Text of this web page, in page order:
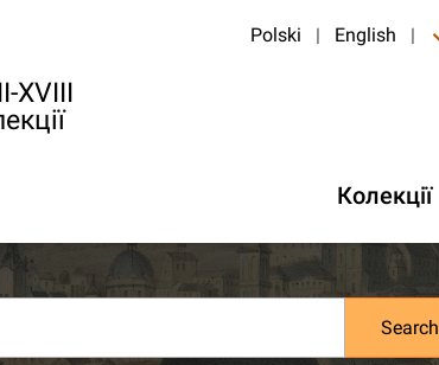
XVIII
Polski | English |
Колекції
Search